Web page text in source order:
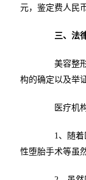
元，鉴定费人民
三、法
美容整形
构的确定以及举
医疗机构
1、随着医
性堕胎手术等虽